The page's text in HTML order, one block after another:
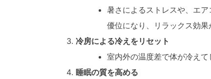
暑さによるストレスや、エ
優位になり、リラックス効果
冷房による冷えをリセット
室内外の温度差で体が冷え
睡眠の質を高める